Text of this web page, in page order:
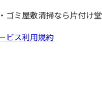
ゴミ屋敷清掃なら片付け堂
ビス利用規約